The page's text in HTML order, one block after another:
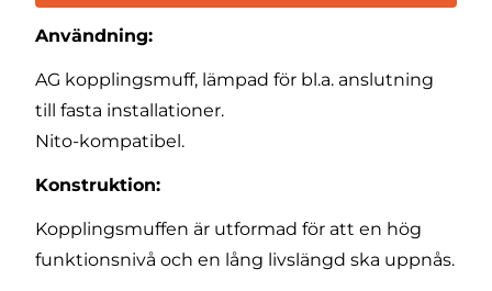
Användning:
AG kopplingsmuff, lämpad för bl.a. anslutning
till fasta installationer.
Nito-kompatibel.
Konstruktion:
Kopplingsmuffen är utformad för att en hög
funktionsnivå och en lång livslängd ska uppnås.